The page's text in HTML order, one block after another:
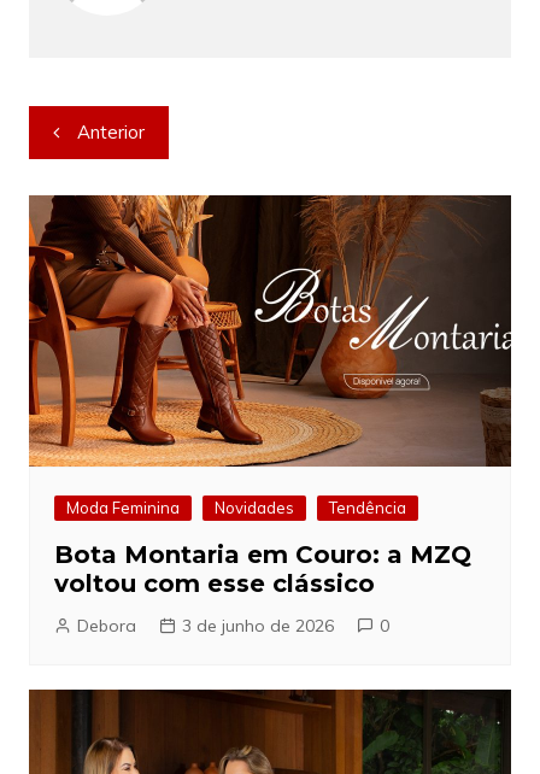
Navegação
de
Post
Anterior
Moda Feminina Novidades Tendência
Bota Montaria em Couro: a MZQ
voltou com esse clássico
Debora 3 de junho de 2026 0